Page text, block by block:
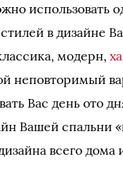
использовать
в дизайне
модерн,
неповторимый
Вас день ото
Вашей спальни
всего дома